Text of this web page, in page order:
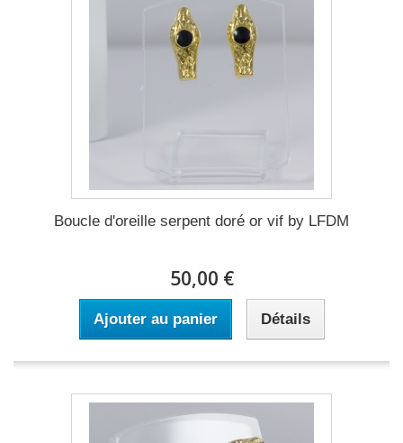
Boucle d'oreille serpent doré or vif by LFDM
50,00 €
Ajouter au panier Détails